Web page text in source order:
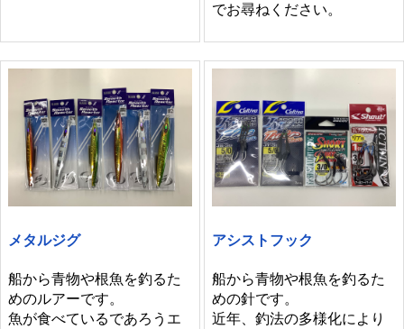
でお尋ねください。
メタルジグ
船から青物や根魚を釣るた
めのルアーです。
魚が食べているであろうエ
アシストフック
船から青物や根魚を釣るた
めの針です。
近年、釣法の多様化により